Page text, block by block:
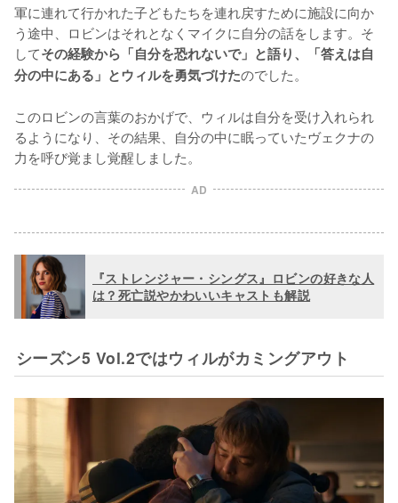
軍に連れて行かれた子どもたちを連れ戻すために施設に向か
う途中、ロビンはそれとなくマイクに自分の話をします。そ
してその経験から「自分を恐れないで」と語り、「答えは自
分の中にある」とウィルを勇気づけたのでした。
このロビンの言葉のおかげで、ウィルは自分を受け入れられ
るようになり、その結果、自分の中に眠っていたヴェクナの
力を呼び覚まし覚醒しました。
AD
『ストレンジャー・シングス』ロビンの好きな人
は？死亡説やかわいいキャストも解説
シーズン5 Vol.2ではウィルがカミングアウト